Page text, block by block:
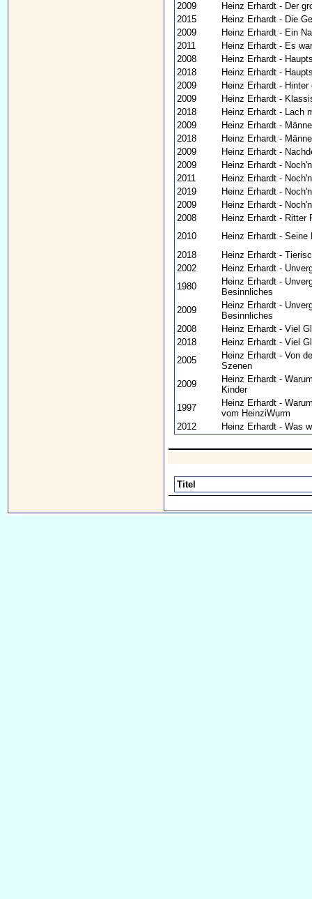
2009
Heinz Erhardt - Der
2015
Heinz Erhardt - Die
2009
Heinz Erhardt - Ein
2011
Heinz Erhardt - Es
2008
Heinz Erhardt -
2018
Heinz Erhardt -
2009
Heinz Erhardt -
2009
Heinz Erhardt -
2018
Heinz Erhardt - Lach
2009
Heinz Erhardt -
2018
Heinz Erhardt -
2009
Heinz Erhardt -
2009
Heinz Erhardt -
2011
Heinz Erhardt -
2019
Heinz Erhardt -
2009
Heinz Erhardt -
2008
Heinz Erhardt - Ritter
2010
Heinz Erhardt -
2018
Heinz Erhardt -
2002
Heinz Erhardt -
1980
Heinz Erhardt -
Besinnliches
2009
Heinz Erhardt -
Besinnliches
2008
Heinz Erhardt - Viel
2018
Heinz Erhardt - Viel
2005
Heinz Erhardt - Von
Szenen
2009
Heinz Erhardt -
Kinder
1997
Heinz Erhardt -
vom HeinziWurm
2012
Heinz Erhardt - Was
Titel